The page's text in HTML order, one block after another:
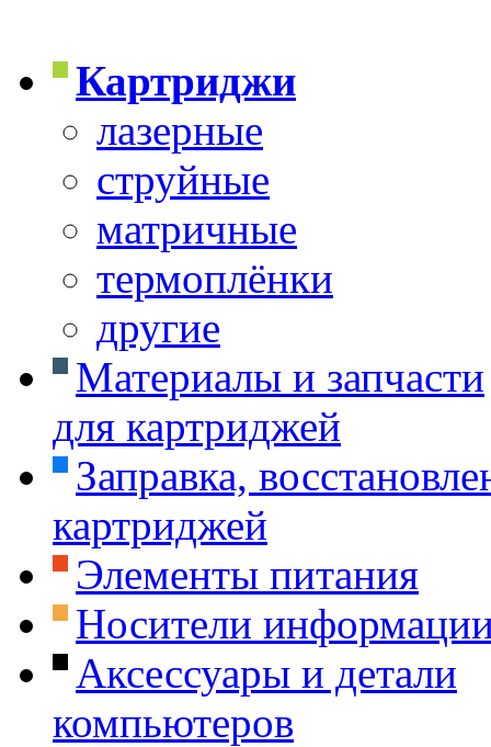
Картриджи
лазерные
струйные
матричные
термоплёнки
другие
Материалы и запчасти
для картриджей
Заправка,
картриджей
Элементы питания
Носители
Аксессуары и детали
компьютеров